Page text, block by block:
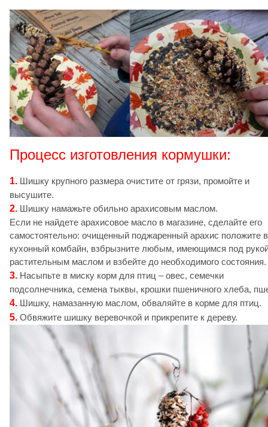
Процесс изготовления кормушки:
1. Шишку крупного размера очистите от грязи, промойте и
высушите.
2. Шишку намажьте обильно арахисовым маслом.
Если не найдете арахисовое масло в магазине, сделайте его
самостоятельно: очищенный поджаренный арахис положите в
кухонный комбайн, взбрызните любым, имеющимся под
растительным маслом и взбейте до необходимого состояния.
3. Насыпьте в миску корм для птиц – овес, семечки
подсолнечника, семена тыквы, крошки пшеничного хлеба,
4. Шишку, намазанную маслом, обваляйте в корме для птиц.
5. Обвяжите шишку веревочкой и прикрепите к дереву.